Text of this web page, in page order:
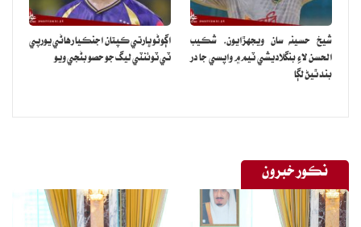
شيخ حسينه سان ويجهڙايون، شڪيب
الحسن لاءِ بنگلاديشي ٽيم ۾ واپسي جا در
بند ٿيڻ لڳا
اڳوڻو ڀارتي ڪپتان اجنڪيا رهاڻي يورپي
ٽي ٽوئنٽي ليگ جو حصو بڻجي ويو
نڪور خبرون